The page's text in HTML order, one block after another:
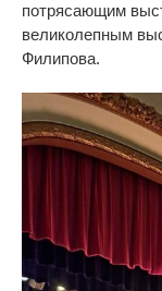
потрясающим
великолепным
Филипова.